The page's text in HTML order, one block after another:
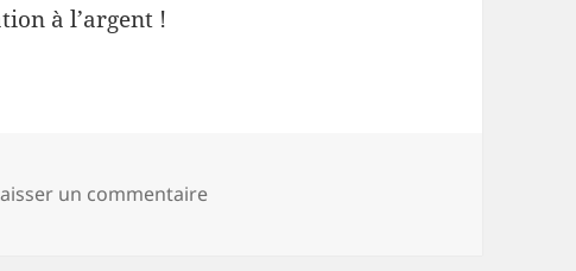
à l’argent !
un commentairesur J’♥️ faire parler les gens